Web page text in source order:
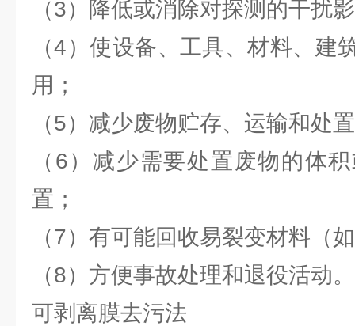
（3）降低或消除对探测的干扰
（4）使设备、工具、材料、建
用；
（5）减少废物贮存、运输和处
（6）减少需要处置废物的体
置；
（7）有可能回收易裂变材料（
（8）方便事故处理和退役活动。
可剥离膜去污法